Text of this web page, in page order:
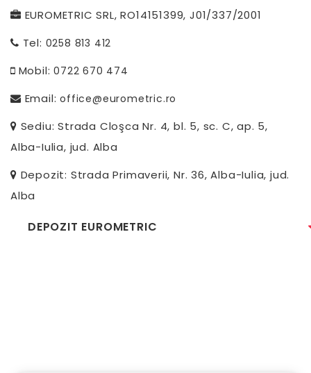
EUROMETRIC SRL, RO14151399, J01/337/2001
Tel: 0258 813 412
Mobil:0722 670 474
Email:office@eurometric.ro
Sediu: Strada Cloşca Nr. 4, bl. 5, sc. C, ap. 5,
Alba-Iulia, jud. Alba
Depozit: Strada Primaverii, Nr. 36, Alba-Iulia, jud.
Alba
DEPOZIT EUROMETRIC